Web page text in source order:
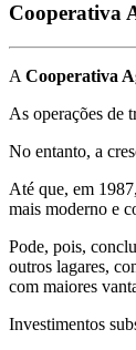
Cooperativa
A Cooperativa
As operações de
No entanto, a
Até que, em
mais moderno e
Pode, pois,
outros lagares,
com maiores
Investimentos